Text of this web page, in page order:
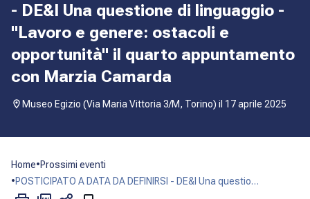
- DE&I Una questione di linguaggio -
"Lavoro e genere: ostacoli e
opportunità" il quarto appuntamento
con Marzia Camarda
Museo Egizio (Via Maria Vittoria 3/M, Torino) il 17 aprile 2025
Home•Prossimi eventi
•POSTICIPATO A DATA DA DEFINIRSI - DE&I Una questio…